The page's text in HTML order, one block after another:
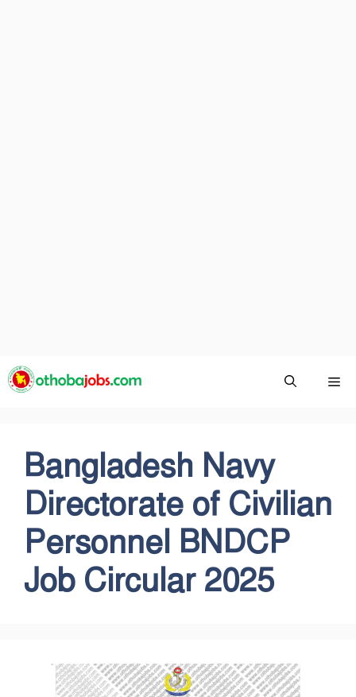
Skip
to
Bangladesh Navy
Directorate of Civilian
Personnel BNDCP
Job Circular 2025